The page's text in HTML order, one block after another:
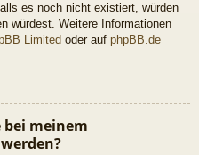
es noch nicht existiert, würden
würdest. Weitere Informationen
Limited oder auf phpBB.de
bei meinem